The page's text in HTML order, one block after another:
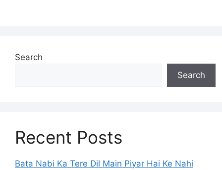
Search
Search
Recent Posts
Bata Nabi Ka Tere Dil Main Piyar Hai Ke Nahi